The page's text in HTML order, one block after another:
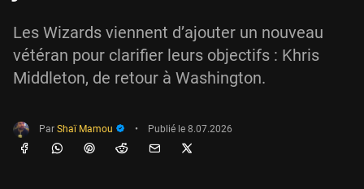
Les Wizards viennent d’ajouter un nouveau
vétéran pour clarifier leurs objectifs : Khris
Middleton, de retour à Washington.
Par Shaï Mamou • Publié le 8.07.2026